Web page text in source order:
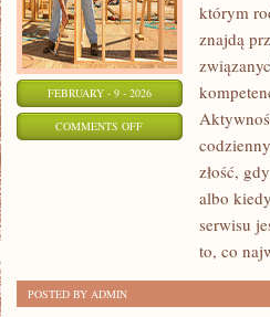
FEBRUARY - 9 - 2026
COMMENTS OFFON
SENSORYCZNE
którym
znajdą
złość,
albo
serwisu
to, co
POSTED BY ADMIN